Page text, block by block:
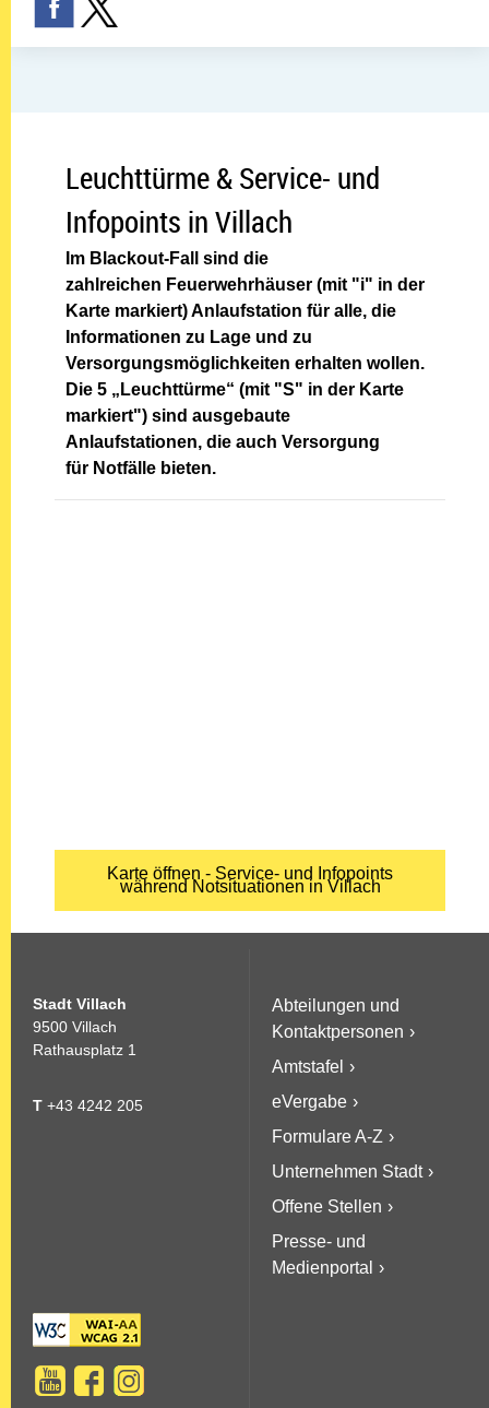
Leuchttürme & Service- und
Infopoints in Villach
Im Blackout-Fall sind die
zahlreichen Feuerwehrhäuser (mit "i" in der
Karte markiert) Anlaufstation für alle, die
Informationen zu Lage und zu
Versorgungsmöglichkeiten erhalten wollen.
Die 5 „Leuchttürme“ (mit "S" in der Karte
markiert") sind ausgebaute
Anlaufstationen, die auch Versorgung
für Notfälle bieten.
Karte öffnen - Service- und Infopoints
während Notsituationen in Villach
Stadt Villach
9500 Villach
Rathausplatz 1
T +43 4242 205
Abteilungen und
Kontaktpersonen
Amtstafel
eVergabe
Formulare A-Z
Unternehmen Stadt
Offene Stellen
Presse- und
Medienportal